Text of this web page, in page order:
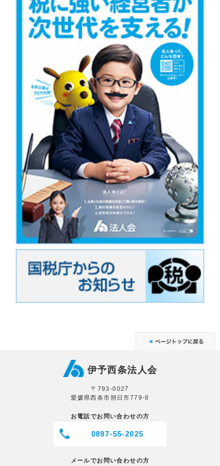
伊予西条法人会
〒793-0027
愛媛県西条市朔日市779-8
お電話でお問い合わせの方
0897-55-2025
メールでお問い合わせの方